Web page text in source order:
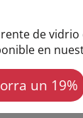
de
en
un 19%